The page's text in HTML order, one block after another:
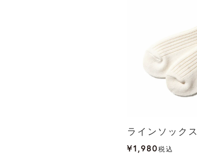
ラインソックス
¥1,980税込